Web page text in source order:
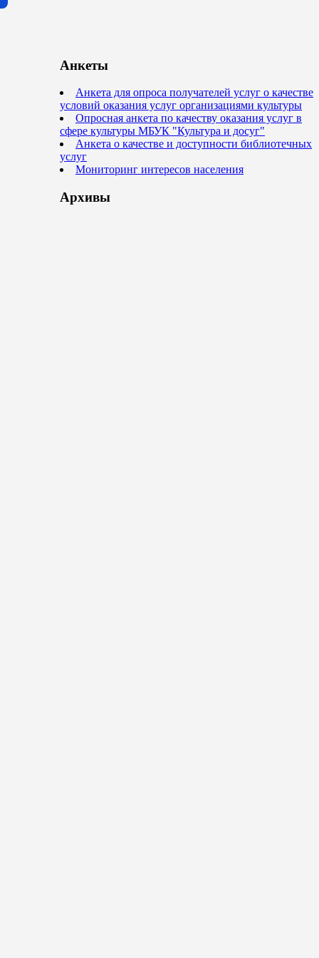
Анкеты
Анкета для опроса получателей услуг о качестве
условий оказания услуг организациями культуры
Опросная анкета по качеству оказания услуг в
сфере культуры МБУК "Культура и досуг"
Анкета о качестве и доступности библиотечных
услуг
Мониторинг интересов населения
Архивы